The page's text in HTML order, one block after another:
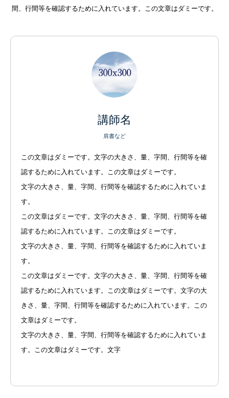
間、行間等を確認するために入れています。この文章はダミーです。
講師名
肩書など
この文章はダミーです。文字の大きさ、量、字間、行間等を確
認するために入れています。この文章はダミーです。
文字の大きさ、量、字間、行間等を確認するために入れていま
す。
この文章はダミーです。文字の大きさ、量、字間、行間等を確
認するために入れています。この文章はダミーです。
文字の大きさ、量、字間、行間等を確認するために入れていま
す。
この文章はダミーです。文字の大きさ、量、字間、行間等を確
認するために入れています。この文章はダミーです。文字の大
きさ、量、字間、行間等を確認するために入れています。この
文章はダミーです。
文字の大きさ、量、字間、行間等を確認するために入れていま
す。この文章はダミーです。文字